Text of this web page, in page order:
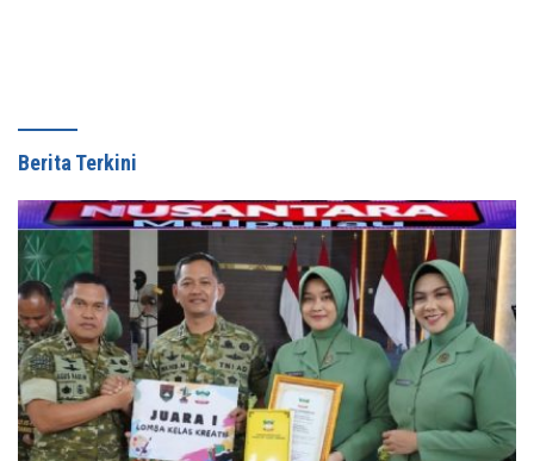
Berita Terkini